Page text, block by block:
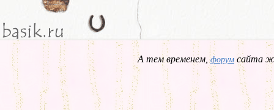
А тем временем,форум сайта